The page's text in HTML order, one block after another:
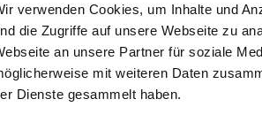
verwenden Cookies, um Inhalte und
die Zugriffe auf unsere Webseite zu
an unsere Partner für soziale
mit weiteren Daten
Dienste gesammelt haben.